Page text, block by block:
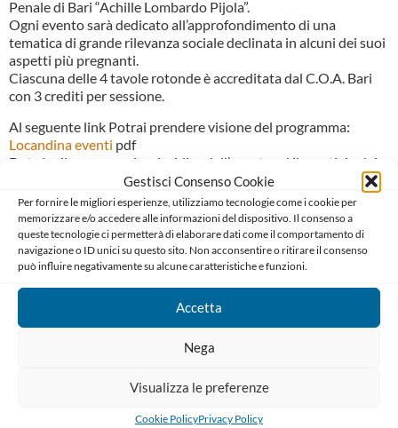
Gestisci Consenso Cookie
Per fornire le migliori esperienze, utilizziamo tecnologie come i cookie per
memorizzare e/o accedere alle informazioni del dispositivo. Il consenso a
queste tecnologie ci permetterà di elaborare dati come il comportamento di
navigazione o ID unici su questo sito. Non acconsentire o ritirare il consenso
può influire negativamente su alcune caratteristiche e funzioni.
Accetta
Nega
Visualizza le preferenze
Cookie PolicyPrivacy Policy
Penale di Bari “Achille Lombardo Pijola”.
Ogni evento sarà dedicato all’approfondimento di una
tematica di grande rilevanza sociale declinata in alcuni dei suoi
aspetti più pregnanti.
Ciascuna delle 4 tavole rotonde è accreditata dal C.O.A. Bari
con 3 crediti per sessione.
Al seguente link Potrai prendere visione del programma:
Locandina eventi pdf
Data la rilevanza socio-giuridica dell’evento ed il prestigio dei
relatori Ti invito partecipare.
Per l’iscrizione e partecipazione agli eventi ed eventuali
ulteriori informazioni all’indirizzoinfoagavv@gmail.com
L’occasione mi è gradita per inviarTi i miei migliori saluti.
La Presidente
Serena Triggiani